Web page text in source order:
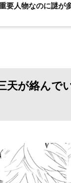
要人物なのに謎が
天が絡んで